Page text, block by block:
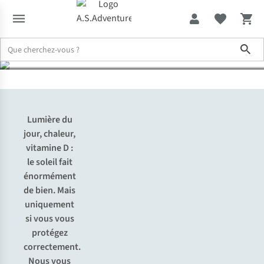
bonne crème solaire ?
Lumière du
jour, chaleur,
vitamine D :
le soleil fait
énormément
de bien. Mais
uniquement
si vous vous
protégez
correctement.
Nous vous